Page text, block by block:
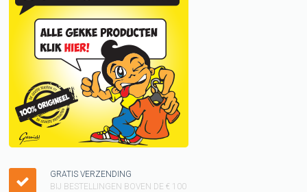
GRATIS VERZENDING
BIJ BESTELLINGEN BOVEN DE € 100